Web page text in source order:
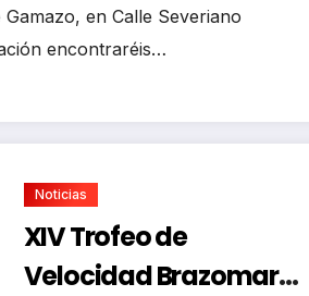
en Calle Severiano
encontraréis…
Noticias
XIV Trofeo de
Velocidad Brazomar